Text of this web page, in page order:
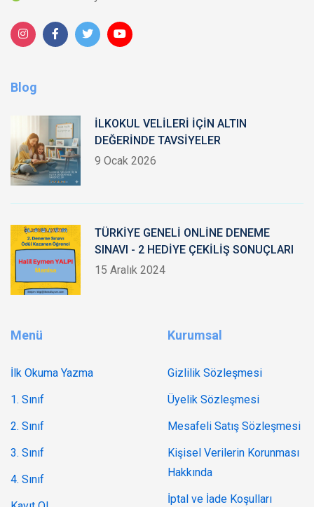
Blog
İLKOKUL VELİLERİ İÇİN ALTIN
DEĞERİNDE TAVSİYELER
9 Ocak 2026
TÜRKİYE GENELİ ONLİNE DENEME
SINAVI - 2 HEDİYE ÇEKİLİŞ SONUÇLARI
15 Aralık 2024
Menü
İlk Okuma Yazma
1. Sınıf
2. Sınıf
3. Sınıf
4. Sınıf
Kurumsal
Gizlilik Sözleşmesi
Üyelik Sözleşmesi
Mesafeli Satış Sözleşmesi
Kişisel Verilerin Korunması
Hakkında
İptal ve İade Koşulları